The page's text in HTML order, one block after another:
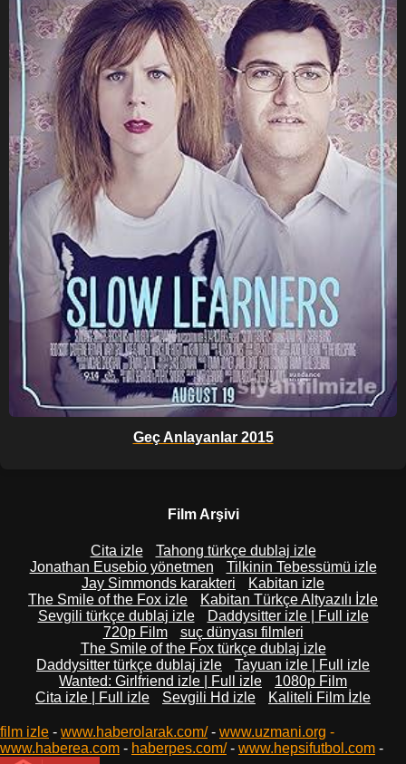
Geç Anlayanlar 2015
Film Arşivi
Cita izle
Tahong türkçe dublaj izle
Jonathan Eusebio yönetmen
Tilkinin Tebessümü izle
Jay Simmonds karakteri
Kabitan izle
The Smile of the Fox izle
Kabitan Türkçe Altyazılı İzle
Sevgili türkçe dublaj izle
Daddysitter izle | Full izle
720p Film
suç dünyası filmleri
The Smile of the Fox türkçe dublaj izle
Daddysitter türkçe dublaj izle
Tayuan izle | Full izle
Wanted: Girlfriend izle | Full izle
1080p Film
Cita izle | Full izle
Sevgili Hd izle Kaliteli Film İzle
film izle - www.haberolarak.com/- www.uzmani.org -
www.haberea.com - haberpes.com/- www.hepsifutbol.com -